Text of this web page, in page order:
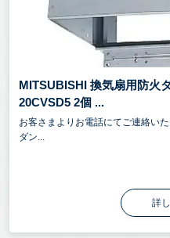
MITSUBISHI 換気扇用防火
20CVSD5 2個 ...
お客さまよりお電話にてご連絡い
ダン...
詳